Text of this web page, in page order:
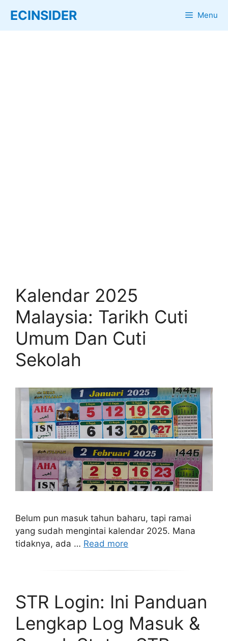
content
ECINSIDER Menu
Kalendar 2025
Malaysia: Tarikh Cuti
Umum Dan Cuti
Sekolah
Belum pun masuk tahun baharu, tapi ramai
yang sudah mengintai kalendar 2025. Mana
tidaknya, ada … Read more
STR Login: Ini Panduan
Lengkap Log Masuk &